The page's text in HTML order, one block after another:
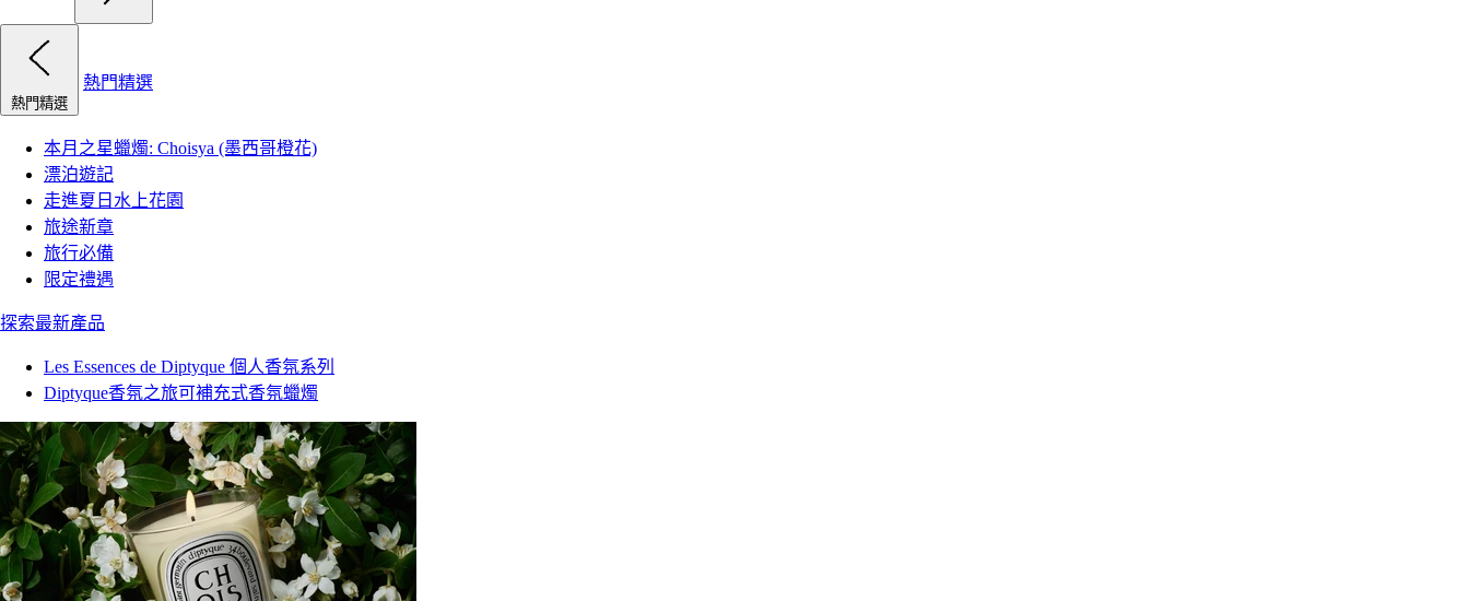
熱門精選
熱門精選
本月之星蠟燭: Choisya (墨西哥橙花)
漂泊遊記
走進夏日水上花園
旅途新章
旅行必備
限定禮遇
探索最新產品
Les Essences de Diptyque 個人香氛系列
Diptyque香氛之旅可補充式香氛蠟燭